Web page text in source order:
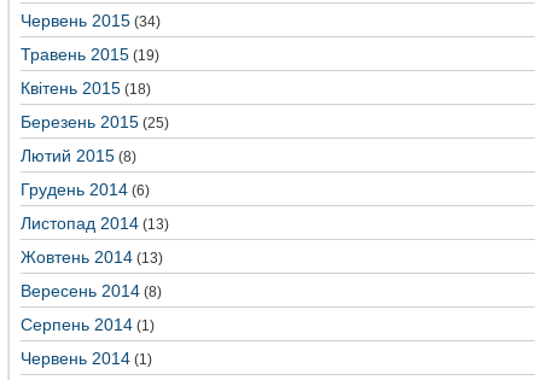
Червень 2015 (34)
Травень 2015 (19)
Квітень 2015 (18)
Березень 2015 (25)
Лютий 2015 (8)
Грудень 2014 (6)
Листопад 2014 (13)
Жовтень 2014 (13)
Вересень 2014 (8)
Серпень 2014 (1)
Червень 2014 (1)